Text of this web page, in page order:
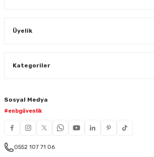
Üyelik
Kategoriler
Sosyal Medya
#enbgüvenlik
0552 107 71 06